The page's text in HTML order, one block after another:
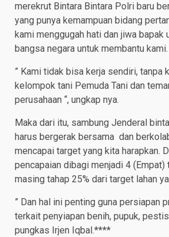
merekrut Bintara Bintara Polri baru
yang punya kemampuan bidang
kami menggugah hati dan jiwa bapak
bangsa negara untuk membantu kami.
” Kami tidak bisa kerja sendiri, tanpa
kelompok tani Pemuda Tani dan
perusahaan “, ungkap nya.
Maka dari itu, sambung Jenderal
harus bergerak bersama dan
mencapai target yang kita harapkan.
pencapaian dibagi menjadi 4 (Empat)
masing tahap 25% dari target lahan
” Dan hal ini penting guna persiapan
terkait penyiapan benih, pupuk,
pungkas Irjen Iqbal.****